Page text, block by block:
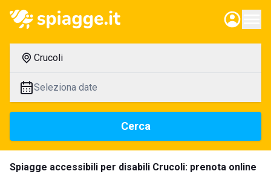
Crucoli
Seleziona date
Cerca
Spiagge accessibili per disabili Crucoli: prenota online